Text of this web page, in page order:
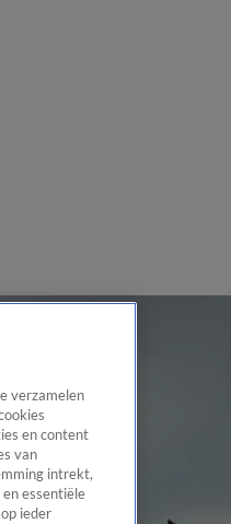
verzamelen
en content
van
intrekt,
essentiële
ieder